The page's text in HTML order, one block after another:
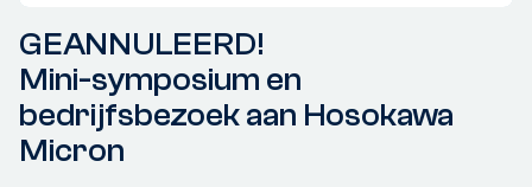
GEANNULEERD!
Mini-symposium en
bedrijfsbezoek aan Hosokawa
Micron